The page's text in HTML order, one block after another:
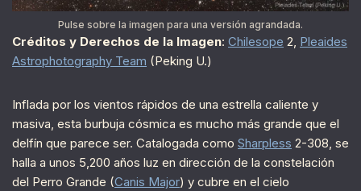
Pulse sobre la imagen para una versión agrandada.
Créditos y Derechos de la Imagen: Chilesope 2, Pleaides
Astrophotography Team (Peking U.)
Inflada por los vientos rápidos de una estrella caliente y
masiva, esta burbuja cósmica es mucho más grande que el
delfín que parece ser. Catalogada como Sharpless 2-308, se
halla a unos 5,200 años luz en dirección de la constelación
del Perro Grande (Canis Major) y cubre en el cielo